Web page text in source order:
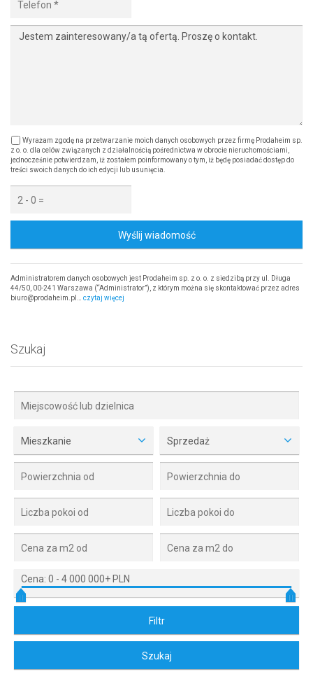
Wyrażam zgodę na przetwarzanie moich danych osobowych przez firmę Prodaheim sp.
z o. o. dla celów związanych z działalnością pośrednictwa w obrocie nieruchomościami,
jednocześnie potwierdzam, iż zostałem poinformowany o tym, iż będę posiadać dostęp do
treści swoich danych do ich edycji lub usunięcia.
Wyślij wiadomość
Administratorem danych osobowych jest Prodaheim sp. z o. o. z siedzibą przy ul. Długa
44/50, 00-241 Warszawa (“Administrator”), z którym można się skontaktować przez adres
biuro@prodaheim.pl… czytaj więcej
Szukaj
Mieszkanie Sprzedaż
Cena: 0 - 4 000 000+ PLN